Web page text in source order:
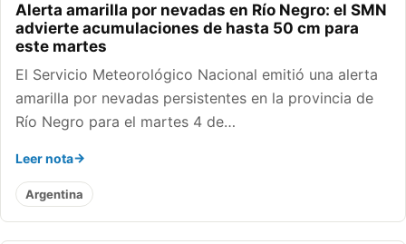
Alerta amarilla por nevadas en Río Negro: el SMN
advierte acumulaciones de hasta 50 cm para
este martes
El Servicio Meteorológico Nacional emitió una alerta
amarilla por nevadas persistentes en la provincia de
Río Negro para el martes 4 de…
Leer nota
Argentina